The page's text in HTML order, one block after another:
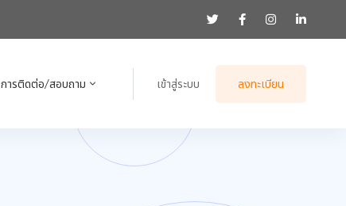
การติดต่อ/สอบถาม เข้าสู่ระบบ ลงทะเบียน